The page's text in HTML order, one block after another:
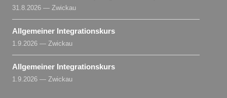
31.8.2026 — Zwickau
Allgemeiner Integrationskurs
1.9.2026 — Zwickau
Allgemeiner Integrationskurs
1.9.2026 — Zwickau